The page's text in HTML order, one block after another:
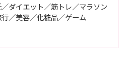
ダイエット／筋トレ／マラソン
／美容／化粧品／ゲーム